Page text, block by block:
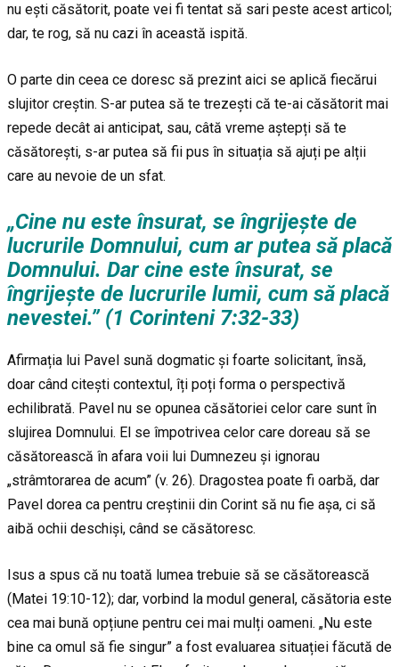
nu ești căsătorit, poate vei fi tentat să sari peste acest articol;
dar, te rog, să nu cazi în această ispită.
O parte din ceea ce doresc să prezint aici se aplică fiecărui
slujitor creștin. S-ar putea să te trezești că te-ai căsătorit mai
repede decât ai anticipat, sau, câtă vreme aștepți să te
căsătorești, s-ar putea să fii pus în situația să ajuți pe alții
care au nevoie de un sfat.
„Cine nu este însurat, se îngrijește de
lucrurile Domnului, cum ar putea să placă
Domnului. Dar cine este însurat, se
îngrijește de lucrurile lumii, cum să placă
nevestei.” (1 Corinteni 7:32-33)
Afirmația lui Pavel sună dogmatic și foarte solicitant, însă,
doar când citești contextul, îți poți forma o perspectivă
echilibrată. Pavel nu se opunea căsătoriei celor care sunt în
slujirea Domnului. El se împotrivea celor care doreau să se
căsătorească în afara voii lui Dumnezeu și ignorau
„strâmtorarea de acum” (v. 26). Dragostea poate fi oarbă, dar
Pavel dorea ca pentru creștinii din Corint să nu fie așa, ci să
aibă ochii deschiși, când se căsătoresc.
Isus a spus că nu toată lumea trebuie să se căsătorească
(Matei 19:10-12); dar, vorbind la modul general, căsătoria este
cea mai bună opțiune pentru cei mai mulți oameni. „Nu este
bine ca omul să fie singur” a fost evaluarea situației făcută de